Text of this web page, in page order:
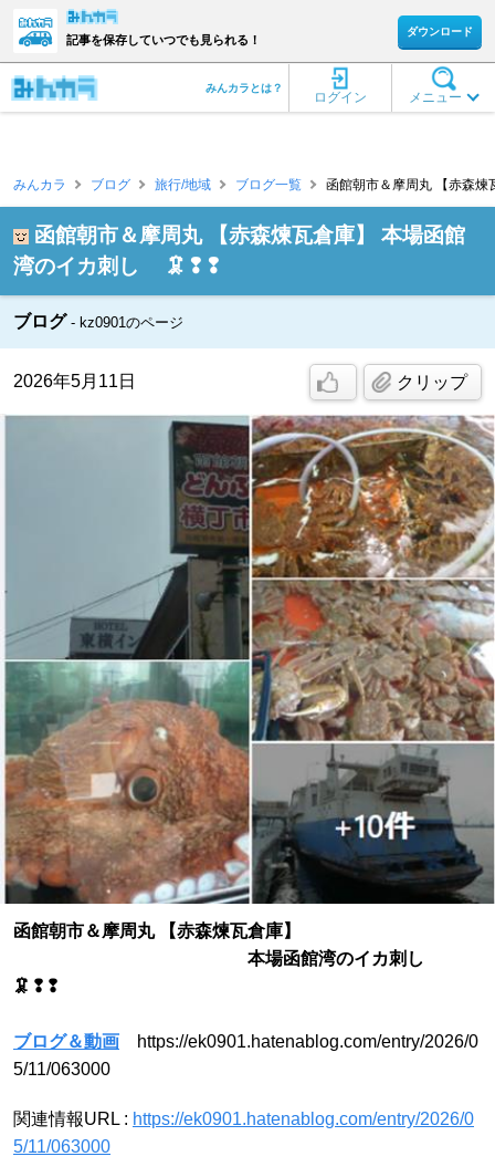
記事を保存していつでも見られる！
ダウンロード
メニュー
ログイン
みんカラとは？
みんカラ ブログ 旅行/地域 ブログ一覧 函館朝市＆摩周丸 【赤森
函館朝市＆摩周丸 【赤森煉瓦倉庫】 本場函館
湾のイカ刺し 🦑❢❢
ブログ kz0901のページ
2026年5月11日 クリップ
函館朝市＆摩周丸 【赤森煉瓦倉庫】
本場函館湾のイカ刺し
🦑❢❢
ブログ＆動画 https://ek0901.hatenablog.com/entry/2026/0
5/11/063000
関連情報URL : https://ek0901.hatenablog.com/entry/2026/0
5/11/063000